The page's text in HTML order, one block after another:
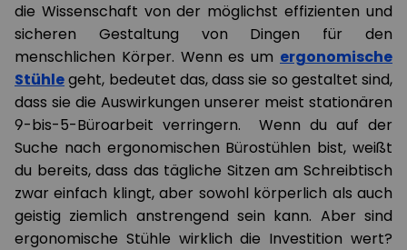
die Wissenschaft von der möglichst effizienten und
sicheren Gestaltung von Dingen für den
menschlichen Körper. Wenn es um ergonomische
Stühlegeht, bedeutet das, dass sie so gestaltet sind,
dass sie die Auswirkungen unserer meist stationären
9-bis-5-Büroarbeit verringern. Wenn du auf der
Suche nach ergonomischen Bürostühlen bist, weißt
du bereits, dass das tägliche Sitzen am Schreibtisch
zwar einfach klingt, aber sowohl körperlich als auch
geistig ziemlich anstrengend sein kann. Aber sind
ergonomische Stühle wirklich die Investition wert?